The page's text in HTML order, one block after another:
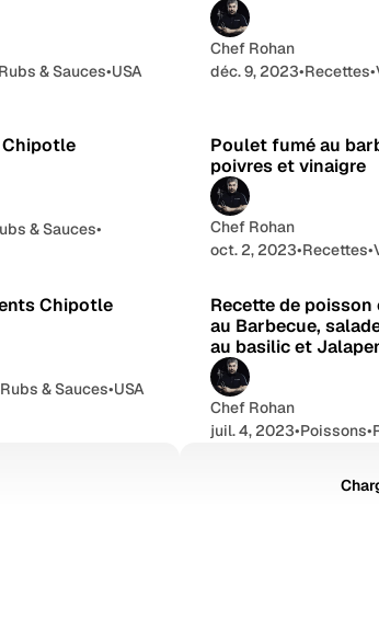
Rubs & Sauces•USA
Chef Rohan
déc. 9, 2023•Recettes•
Chipotle
& Sauces•
Poulet fumé au
poivres et vinaigre
Chef Rohan
oct. 2, 2023•Recettes•
Chipotle
Rubs & Sauces•USA
Recette de
au Barbecue,
au basilic et
Chef Rohan
juil. 4, 2023•Poissons•